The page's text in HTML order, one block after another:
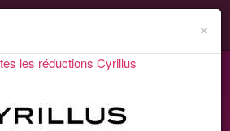
ou
Search×
les réductions Cyrillus